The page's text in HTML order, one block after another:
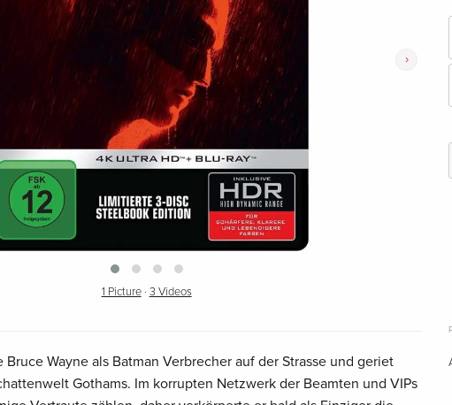
›
1 Picture· 3 Videos
Wayne als Batman Verbrecher auf der Strasse und geriet
Gothams. Im korrupten Netzwerk der Beamten und VIPs